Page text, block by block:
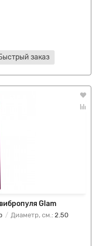
заказ
Glam
Диаметр, см.: 2.50